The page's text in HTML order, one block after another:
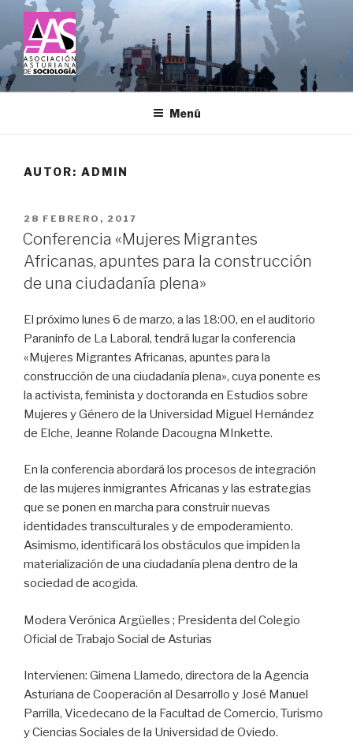
Saltar
contenido
ASOCIACIÓN ASTURIANA DE
SOCIOLOGÍA
Menú
AUTOR: ADMIN
PUBLICADO
EL
28 FEBRERO, 2017
Conferencia «Mujeres Migrantes
Africanas, apuntes para la construcción
de una ciudadanía plena»
El próximo lunes 6 de marzo, a las 18:00, en el auditorio
Paraninfo de La Laboral, tendrá lugar la conferencia
«Mujeres Migrantes Africanas, apuntes para la
construcción de una ciudadanía plena», cuya ponente es
la activista, feminista y doctoranda en Estudios sobre
Mujeres y Género de la Universidad Miguel Hernández
de Elche, Jeanne Rolande Dacougna MInkette.
En la conferencia abordará los procesos de integración
de las mujeres inmigrantes Africanas y las estrategias
que se ponen en marcha para construir nuevas
identidades transculturales y de empoderamiento.
Asimismo, identificará los obstáculos que impiden la
materialización de una ciudadanía plena dentro de la
sociedad de acogida.
Modera Verónica Argüelles ; Presidenta del Colegio
Oficial de Trabajo Social de Asturias
Intervienen: Gimena Llamedo, directora de la Agencia
Asturiana de Cooperación al Desarrollo y José Manuel
Parrilla, Vicedecano de la Facultad de Comercio, Turismo
y Ciencias Sociales de la Universidad de Oviedo.